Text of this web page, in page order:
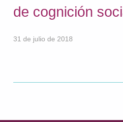
de cognición
31 de julio de 2018